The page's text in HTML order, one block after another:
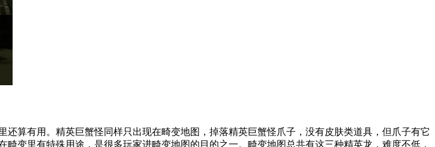
有用。精英巨蟹怪同样只出现在畸变地图，掉落精英巨蟹怪爪子，没有皮肤类道具，但爪子有它
变里有特殊用途，是很多玩家进畸变地图的目的之一。畸变地图总共有这三种精英龙，难度不低，